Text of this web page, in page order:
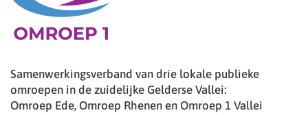
Samenwerkingsverband van drie lokale publieke
omroepen in de zuidelijke Gelderse Vallei:
Omroep Ede, Omroep Rhenen en Omroep 1 Vallei